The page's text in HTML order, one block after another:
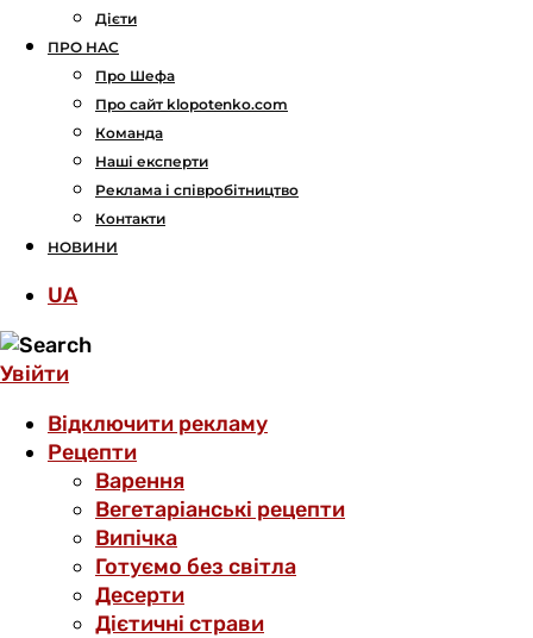
Дієти
ПРО НАС
Про Шефа
Про сайт klopotenko.com
Команда
Наші експерти
Реклама і співробітництво
Контакти
НОВИНИ
UA
Увійти
Відключити рекламу
Рецепти
Варення
Вегетаріанські рецепти
Випічка
Готуємо без світла
Десерти
Дієтичні страви